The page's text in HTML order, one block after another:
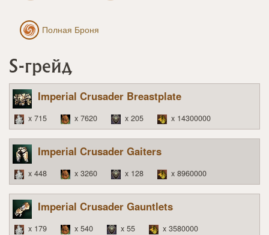
Полная Броня
S-грейд
Imperial Crusader Breastplate
x 715 x 7620 x 205 x 14300000
Imperial Crusader Gaiters
x 448 x 3260 x 128 x 8960000
Imperial Crusader Gauntlets
x 179 x 540 x 55 x 3580000